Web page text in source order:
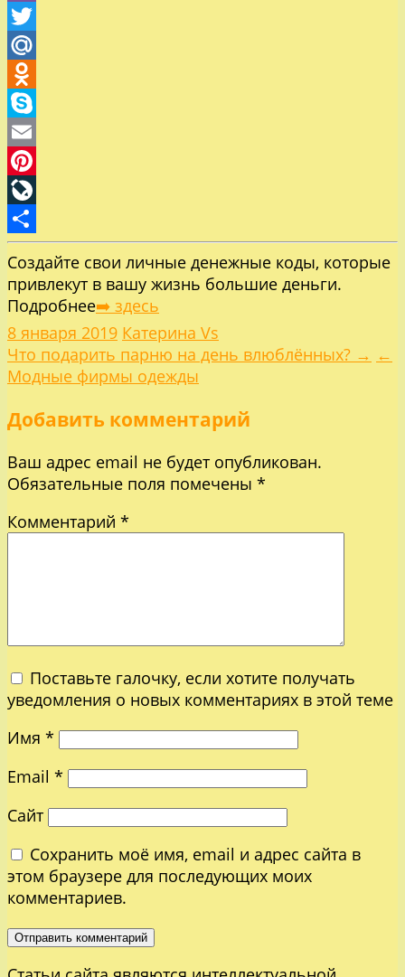
Viber
Twitter
Mail.Ru
Odnoklassniki
Skype
Email
Pinterest
LiveJournal
Отправить
Создайте свои личные денежные коды, которые
привлекут в вашу жизнь большие деньги.
Подробнее➡️ здесь
8 января 2019 Катерина Vs
Навигация
по
записям
Что подарить парню на день влюблённых? → ←
Модные фирмы одежды
Добавить комментарий
Ваш адрес email не будет опубликован.
Обязательные поля помечены *
Комментарий *
Поставьте галочку, если хотите получать
уведомления о новых комментариях в этой теме
Имя *
Email *
Сайт
Сохранить моё имя, email и адрес сайта в
этом браузере для последующих моих
комментариев.